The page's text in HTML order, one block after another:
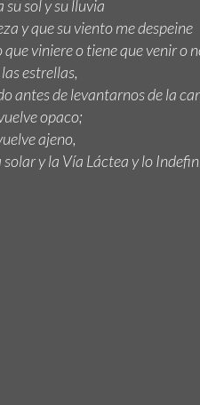
sol y su lluvia
y que su viento me despeine
que viniere o tiene que venir o
estrellas,
antes de levantarnos de la
opaco;
ajeno,
y la Vía Láctea y lo